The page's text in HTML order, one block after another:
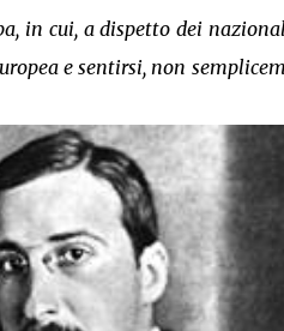
in cui, a dispetto dei
e sentirsi, non